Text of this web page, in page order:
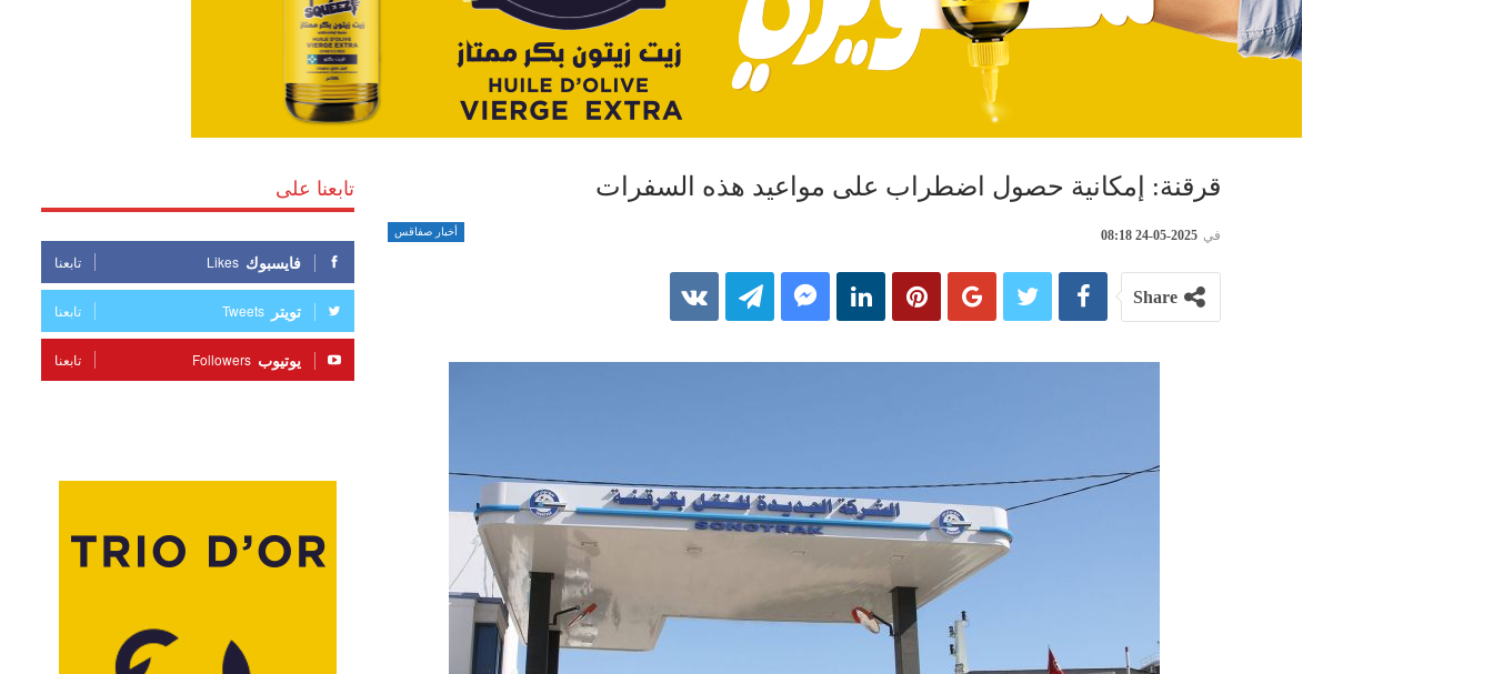
قرقنة: إمكانية حصول اضطراب على مواعيد هذه السفرات
أخبار صفاقس في 2025-05-24 08:18
Share
تابعنا على
فايسبوك Likes تابعنا
تويتر Tweets تابعنا
يوتيوب Followers تابعنا